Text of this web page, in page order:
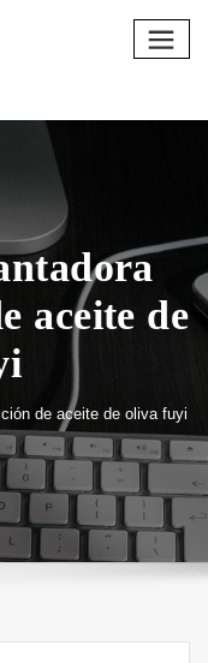
aceite de
de aceite de oliva fuyi